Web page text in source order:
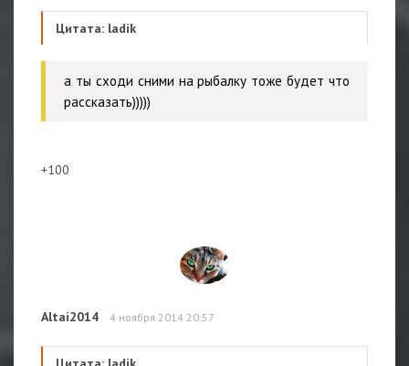
Цитата: ladik
а ты сходи сними на рыбалку тоже будет что
рассказать)))))
+100
Altai2014 4 ноября 2014 20:57